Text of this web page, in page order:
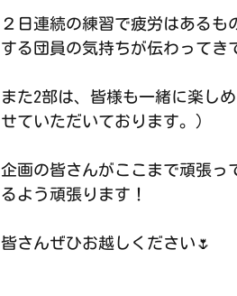
２日連続の練習で疲労はある
する団員の気持ちが伝わってき
また2部は、皆様も一緒に楽し
せていただいております。)
企画の皆さんがここまで頑張っ
るよう頑張ります！
皆さんぜひお越しください🌷